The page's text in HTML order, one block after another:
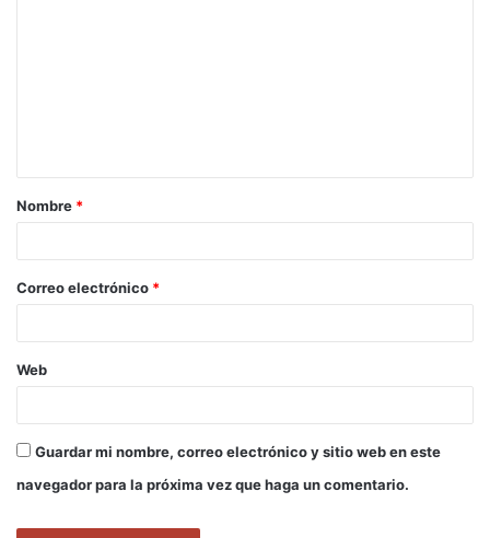
a
r
*
Nombre *
Correo electrónico *
Web
Guardar mi nombre, correo electrónico y sitio web en este
navegador para la próxima vez que haga un comentario.